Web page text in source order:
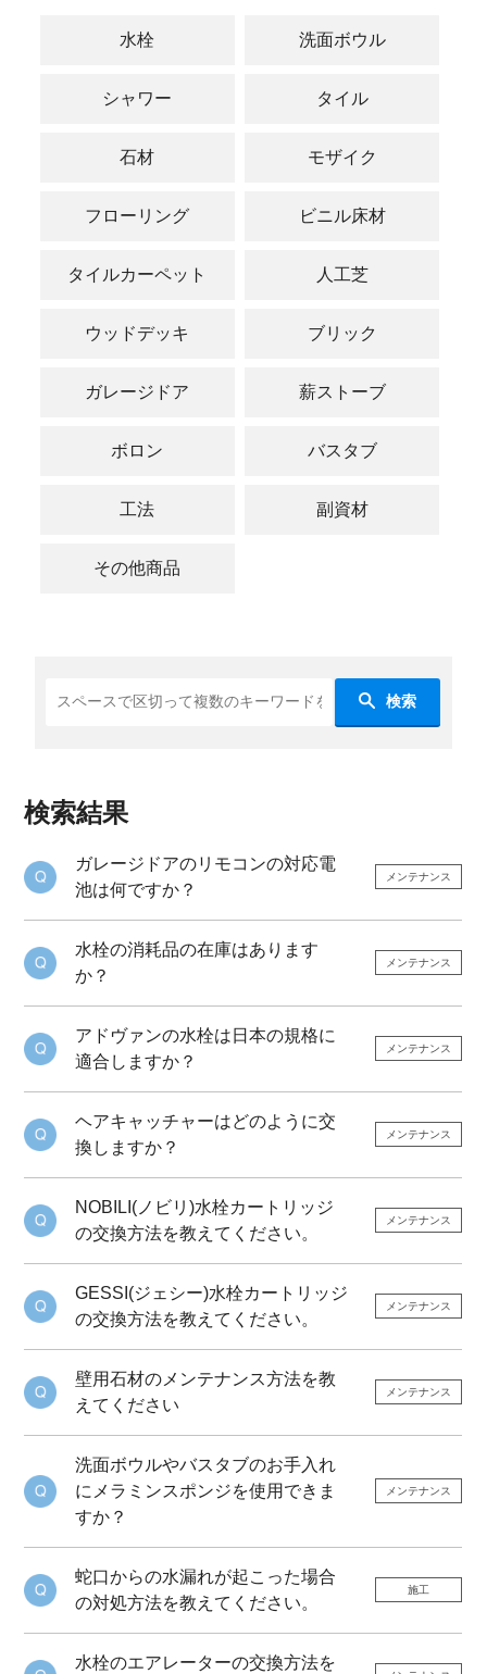
水栓 洗面ボウル
シャワー タイル
石材 モザイク
フローリング ビニル床材
タイルカーペット 人工芝
ウッドデッキ ブリック
ガレージドア 薪ストーブ
ボロン バスタブ
工法 副資材
その他商品
検索
検索結果
ガレージドアのリモコンの対応電
池は何ですか？
メンテナンス
水栓の消耗品の在庫はあります
か？
メンテナンス
アドヴァンの水栓は日本の規格に
適合しますか？
メンテナンス
ヘアキャッチャーはどのように交
換しますか？
メンテナンス
NOBILI(ノビリ)水栓カートリッジ
の交換方法を教えてください。
メンテナンス
GESSI(ジェシー)水栓カートリッジ
の交換方法を教えてください。
メンテナンス
壁用石材のメンテナンス方法を教
えてください
メンテナンス
洗面ボウルやバスタブのお手入れ
にメラミンスポンジを使用できま
すか？
メンテナンス
蛇口からの水漏れが起こった場合
の対処方法を教えてください。
施工
水栓のエアレーターの交換方法を